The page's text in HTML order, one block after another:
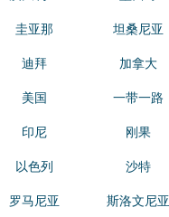
圭亚那 坦桑尼亚
迪拜 加拿大
美国 一带一路
印尼 刚果
以色列 沙特
罗马尼亚 斯洛文尼亚